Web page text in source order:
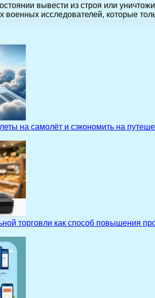
вывести из строя или
военных исследователей, которые
на самолёт и сэкономить на
торговли как способ повышения